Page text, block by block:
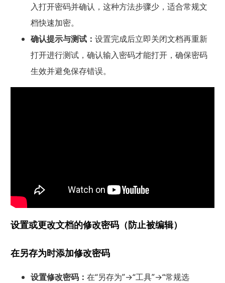
入打开密码并确认，这种方法步骤少，适合常规文
档快速加密。
确认提示与测试： 设置完成后立即关闭文档再重新
打开进行测试，确认输入密码才能打开，确保密码
生效并避免保存错误。
设置或更改文档的修改密码（防止被编辑）
在另存为时添加修改密码
设置修改密码： 在“另存为”→“工具”→“常规选